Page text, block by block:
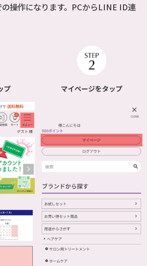
操作になります。PCからLINE ID連
プ マイページをタップ